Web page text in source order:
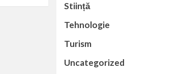
Stiință
Tehnologie
Turism
Uncategorized